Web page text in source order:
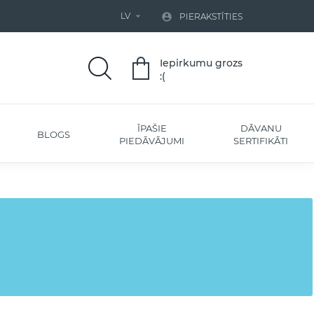
LV   PIERAKSTĪTIES
Iepirkumu grozs
:(
BLOGS
ĪPAŠIE
PIEDĀVĀJUMI
DĀVANU
SERTIFIKĀTI